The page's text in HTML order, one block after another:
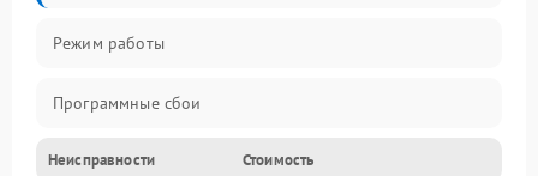
Режим работы
Программные сбои
Видео и HDMI
Неисправности Стоимость